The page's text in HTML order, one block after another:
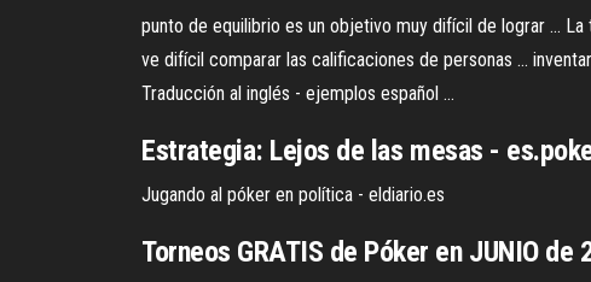
punto de equilibrio es un objetivo muy difícil de lograr ...
ve difícil comparar las calificaciones de personas ...
Traducción al inglés - ejemplos español ...
Estrategia: Lejos de las mesas - es
Jugando al póker en política - eldiario.es
Torneos GRATIS de Póker en JUNIO